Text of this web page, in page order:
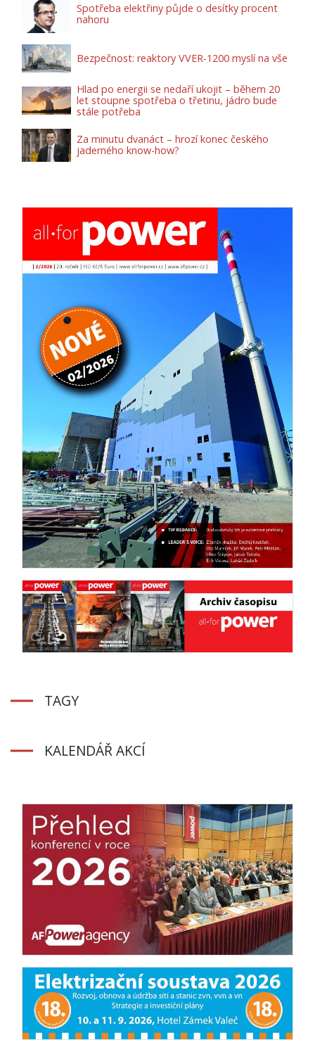
Spotřeba elektřiny půjde o desítky procent
nahoru
Bezpečnost: reaktory VVER-1200 myslí na vše
Hlad po energii se nedaří ukojit – během 20
let stoupne spotřeba o třetinu, jádro bude
stále potřeba
Za minutu dvanáct – hrozí konec českého
jaderného know-how?
TAGY
KALENDÁŘ AKCÍ